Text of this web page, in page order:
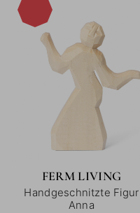
FERM LIVING
Handgeschnitzte Figur
Anna